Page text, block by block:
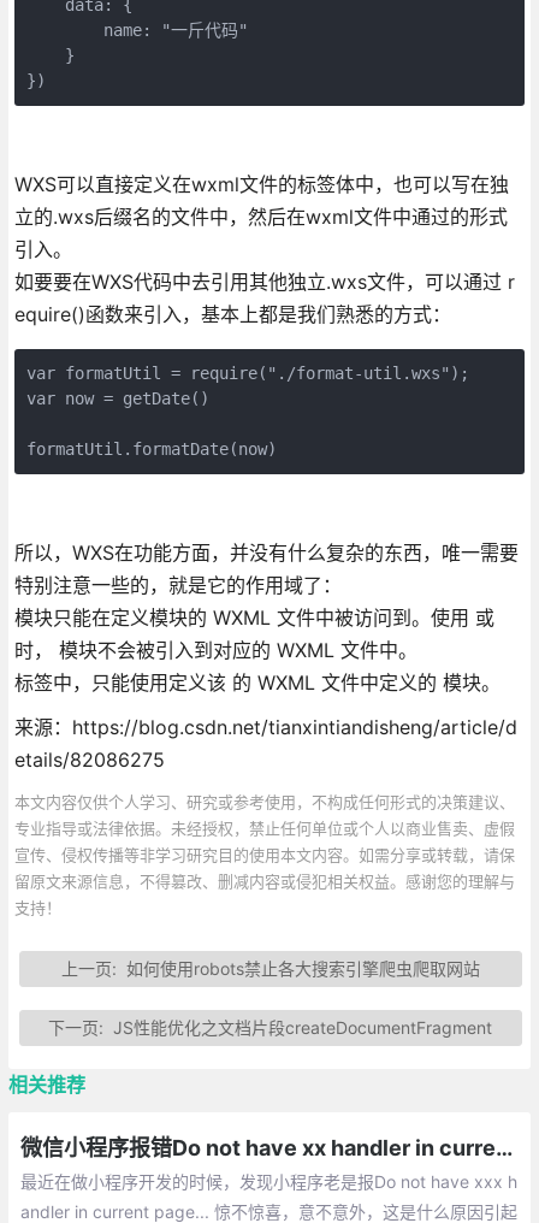
    data: {
        name: "一斤代码"
    }
})
WXS可以直接定义在wxml文件的标签体中，也可以写在独
立的.wxs后缀名的文件中，然后在wxml文件中通过的形式
引入。
如要要在WXS代码中去引用其他独立.wxs文件，可以通过 r
equire()函数来引入，基本上都是我们熟悉的方式：
var formatUtil = require("./format-util.wxs");
var now = getDate()
formatUtil.formatDate(now)
所以，WXS在功能方面，并没有什么复杂的东西，唯一需要
特别注意一些的，就是它的作用域了：
模块只能在定义模块的 WXML 文件中被访问到。使用 或
时， 模块不会被引入到对应的 WXML 文件中。
标签中，只能使用定义该 的 WXML 文件中定义的 模块。
来源：https://blog.csdn.net/tianxintiandisheng/article/d
etails/82086275
本文内容仅供个人学习、研究或参考使用，不构成任何形式的决策建议、
专业指导或法律依据。未经授权，禁止任何单位或个人以商业售卖、虚假
宣传、侵权传播等非学习研究目的使用本文内容。如需分享或转载，请保
留原文来源信息，不得篡改、删减内容或侵犯相关权益。感谢您的理解与
支持！
上一页: 如何使用robots禁止各大搜索引擎爬虫爬取网站
下一页:JS性能优化之文档片段createDocumentFragment
相关推荐
微信小程序报错Do not have xx handler in current page的解决方法总汇
最近在做小程序开发的时候，发现小程序老是报Do not have xxx h
andler in current page... 惊不惊喜，意不意外，这是什么原因引起